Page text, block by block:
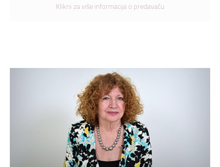
Klikni za više informacija o predavaču